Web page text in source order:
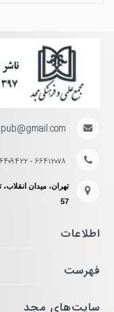
۶۶۴۱۲۰۷۸ - ۶۶۴۰۹۴۲۲ - ۶۶۴۹۵۰۳۴
تهران، میدان
57
اطلاعات
فهرست